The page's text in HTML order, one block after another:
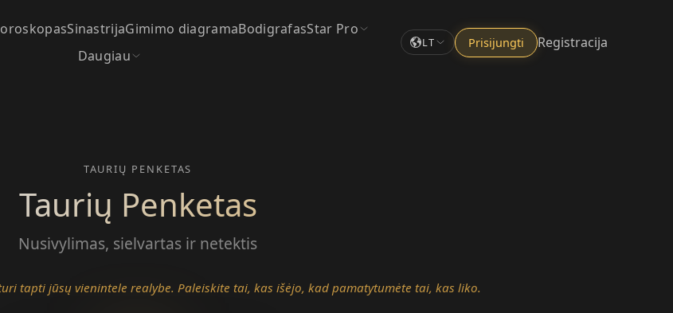
SinastrijaGimimo diagramaBodigrafasStar Pro
Daugiau
LT Prisijungti Registracija
TAURIŲ PENKETAS
Taurių Penketas
Nusivylimas, sielvartas ir netektis
tapti jūsų vienintele realybe. Paleiskite tai, kas išėjo, kad pamatytumėte tai, kas liko.